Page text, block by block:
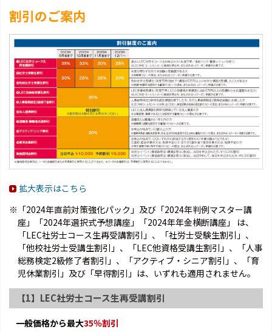
割引のご案内
拡大表示はこちら
※「2024年直前対策強化パック」及び「2024年判例マスター講
座」「2024年選択式予想講座」「2024年年金横断講座」 は、
「LEC社労士コース生再受講割引」、「社労士受験生割引」、
「他校社労士受講生割引」、「LEC他資格受講生割引」、「人事
総務検定2級修了者割引」、「アクティブ・シニア割引」、「育
児休業割引」及び「早得割引」は、いずれも適用されません。
【1】LEC社労士コース生再受講割引
一般価格から最大35％割引